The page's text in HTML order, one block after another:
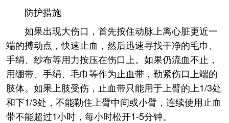
防护措施
如果出现大伤口，首先按住动脉上离心脏更近一
端的搏动点，快速止血，然后迅速寻找干净的毛巾、
手绢、纱布等用力按压在伤口上。如果仍流血不止，
用绷带、手绢、毛巾等作为止血带，勒紧伤口上端的
肢体。如果上肢受伤，止血带只能用于上臂的上1/3处
和下1/3处，不能勒住上臂中间或小臂，连续使用止血
带不能超过1小时，每小时松开1-5分钟。